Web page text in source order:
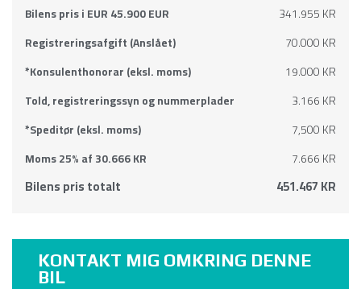
Bilens pris i EUR 45.900 EUR
341.955 KR
Registreringsafgift (Anslået)
70.000 KR
*Konsulenthonorar (eksl. moms)
19.000 KR
Told, registreringssyn og nummerplader
3.166 KR
*Speditør (eksl. moms)
7,500 KR
Moms 25% af 30.666 KR
7.666 KR
Bilens pris totalt 451.467 KR
KONTAKT MIG OMKRING DENNE
BIL